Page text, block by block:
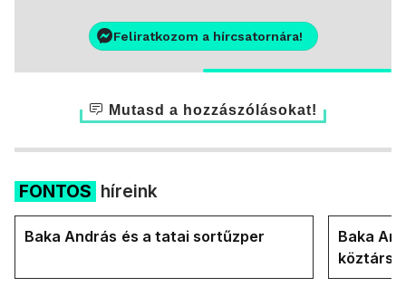
Feliratkozom a hírcsatornára!
Mutasd a hozzászólásokat!
FONTOS híreink
Baka András és a tatai sortűzper
Baka